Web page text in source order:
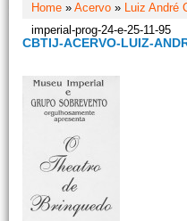
Home » Acervo » Luiz André
imperial-prog-24-e-25-11-95
CBTIJ-ACERVO-LUIZ-